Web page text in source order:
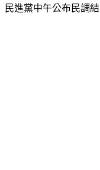
民進黨中午公布民調